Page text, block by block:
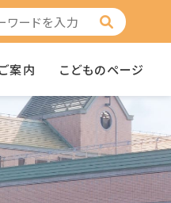
案内 こどものページ